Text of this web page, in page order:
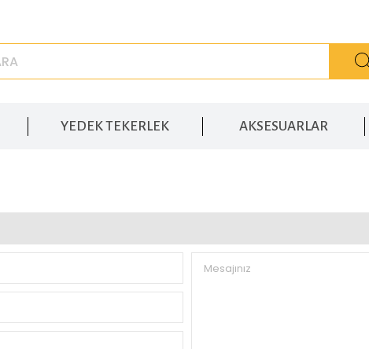
YEDEK TEKERLEK AKSESUARLAR
Mesajınız